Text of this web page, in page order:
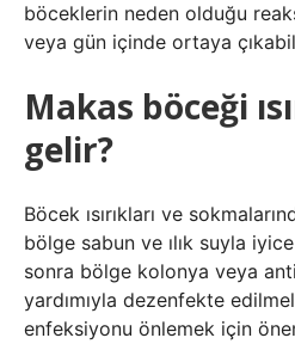
böceklerin neden olduğu
veya gün içinde ortaya
Makas böceği
gelir?
Böcek ısırıkları ve
bölge sabun ve ılık suyla iyice
sonra bölge kolonya veya
yardımıyla dezenfekte
enfeksiyonu önlemek için